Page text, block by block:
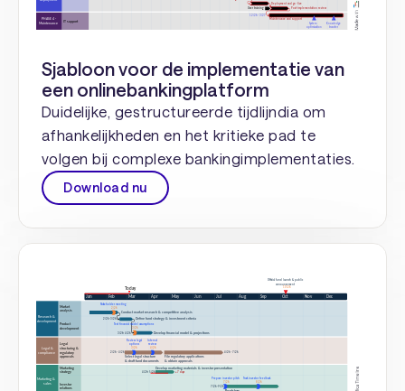
Sjabloon voor de implementatie van
een onlinebankingplatform
Duidelijke, gestructureerde tijdlijndia om
afhankelijkheden en het kritieke pad te
volgen bij complexe bankingimplementaties.
Download nu